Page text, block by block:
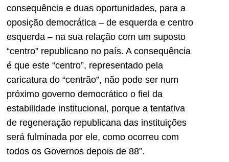
consequência e duas oportunidades, para a
oposição democrática – de esquerda e centro
esquerda – na sua relação com um suposto
“centro” republicano no país. A consequência
é que este “centro”, representado pela
caricatura do “centrão”, não pode ser num
próximo governo democrático o fiel da
estabilidade institucional, porque a tentativa
de regeneração republicana das instituições
será fulminada por ele, como ocorreu com
todos os Governos depois de 88”.